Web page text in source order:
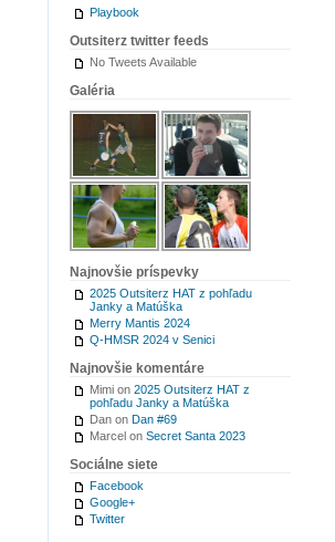
Playbook
Outsiterz twitter feeds
No Tweets Available
Galéria
Najnovšie príspevky
2025 Outsiterz HAT z pohľadu
Janky a Matúška
Merry Mantis 2024
Q-HMSR 2024 v Senici
Najnovšie komentáre
Mimi on 2025 Outsiterz HAT z
pohľadu Janky a Matúška
Dan on Dan #69
Marcel on Secret Santa 2023
Sociálne siete
Facebook
Google+
Twitter